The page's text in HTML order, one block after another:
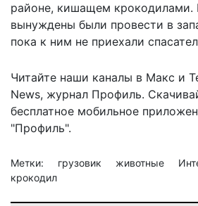
районе, кишащем
вынуждены были провести в
пока к ним не приехали
Читайте наши каналы в Макс и
News, журнал Профиль.
бесплатное мобильное
"Профиль".
Метки: грузовик животные
крокодил